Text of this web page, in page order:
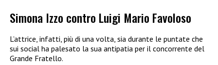
Simona Izzo contro Luigi Mario Favoloso
L’attrice, infatti, più di una volta, sia durante le puntate che
sui social ha palesato la sua antipatia per il concorrente del
Grande Fratello.